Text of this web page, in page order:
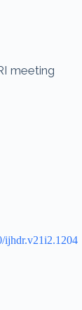
ijhdr.v21i2.1204
meeting